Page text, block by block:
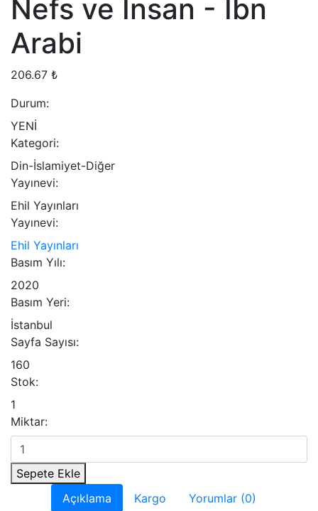
Nefs ve İnsan - İbn
Arabi
206.67 ₺
Durum:
YENİ
Kategori:
Din-İslamiyet-Diğer
Yayınevi:
Ehil Yayınları
Yayınevi:
Ehil Yayınları
Basım Yılı:
2020
Basım Yeri:
İstanbul
Sayfa Sayısı:
160
Stok:
1
Miktar:
Sepete Ekle
Açıklama
Kargo Yorumlar (0)